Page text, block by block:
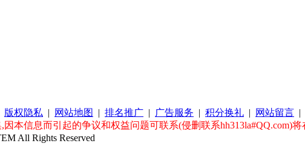
版权隐私 | 网站地图 | 排名推广 | 广告服务 | 积分换礼 | 网站留言 |
本信息而引起的争议和权益问题可联系(侵删联系hh313la#QQ.com)
All Rights Reserved